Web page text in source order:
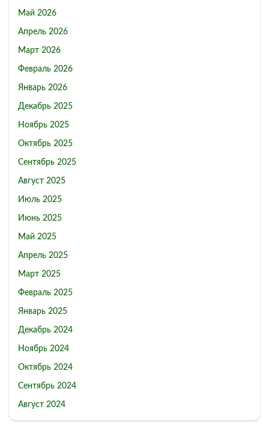
Май 2026
Апрель 2026
Март 2026
Февраль 2026
Январь 2026
Декабрь 2025
Ноябрь 2025
Октябрь 2025
Сентябрь 2025
Август 2025
Июль 2025
Июнь 2025
Май 2025
Апрель 2025
Март 2025
Февраль 2025
Январь 2025
Декабрь 2024
Ноябрь 2024
Октябрь 2024
Сентябрь 2024
Август 2024